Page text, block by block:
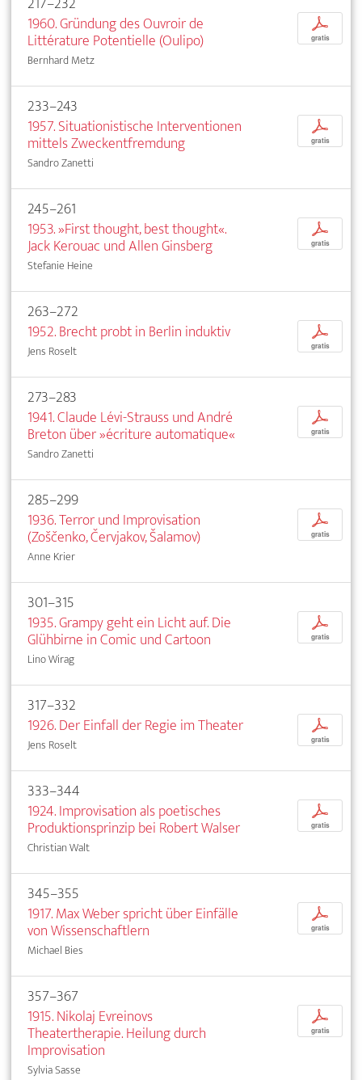
1960. Gründung des Ouvroir de
Littérature Potentielle (Oulipo)
Bernhard Metz
p
gratis
233–243
1957. Situationistische Interventionen
mittels Zweckentfremdung
Sandro Zanetti
p
gratis
245–261
1953. »First thought, best thought«.
Jack Kerouac und Allen Ginsberg
Stefanie Heine
p
gratis
263–272
1952. Brecht probt in Berlin induktiv
Jens Roselt
p
gratis
273–283
1941. Claude Lévi-Strauss und André
Breton über »écriture automatique«
Sandro Zanetti
p
gratis
285–299
1936. Terror und Improvisation
(Zoščenko, Červjakov, Šalamov)
Anne Krier
p
gratis
301–315
1935. Grampy geht ein Licht auf. Die
Glühbirne in Comic und Cartoon
Lino Wirag
p
gratis
317–332
1926. Der Einfall der Regie im Theater
Jens Roselt
p
gratis
333–344
1924. Improvisation als poetisches
Produktionsprinzip bei Robert Walser
Christian Walt
p
gratis
345–355
1917. Max Weber spricht über Einfälle
von Wissenschaftlern
Michael Bies
p
gratis
357–367
1915. Nikolaj Evreinovs
Theatertherapie. Heilung durch
Improvisation
Sylvia Sasse
p
gratis